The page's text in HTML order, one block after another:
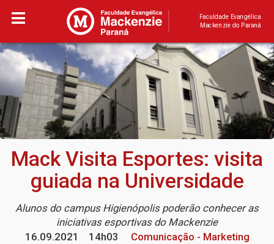
Faculdade Evangélica
Mackenzie do Paraná
Mack Visita Esportes: visita
guiada na Universidade
Alunos do campus Higienópolis poderão conhecer as
iniciativas esportivas do Mackenzie
16.09.2021
14h03
Comunicação - Marketing